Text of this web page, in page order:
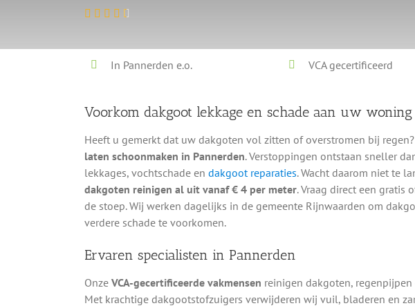
In Pannerden e.o. VCA gecertificeerd
Voorkom dakgoot lekkage en schade aan uw woning
Heeft u gemerkt dat uw dakgoten vol zitten of overstromen bij
laten schoonmaken in Pannerden. Verstoppingen ontstaan sneller
lekkages, vochtschade en dakgoot reparaties. Wacht daarom niet te
dakgoten reinigen al uit vanaf € 4 per meter. Vraag direct een gratis
de stoep. Wij werken dagelijks in de gemeente Rijnwaarden om
verdere schade te voorkomen.
Ervaren specialisten in Pannerden
Onze VCA-gecertificeerde vakmensen reinigen dakgoten,
Met krachtige dakgootstofzuigers verwijderen wij vuil, bladeren en